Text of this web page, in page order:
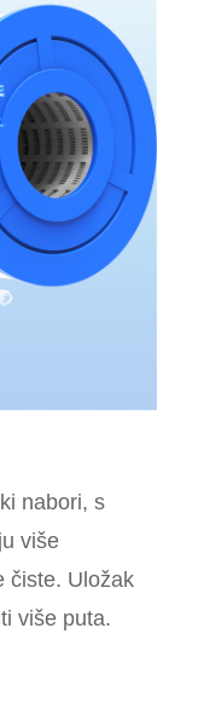
nabori, s
više
čiste. Uložak
više puta.